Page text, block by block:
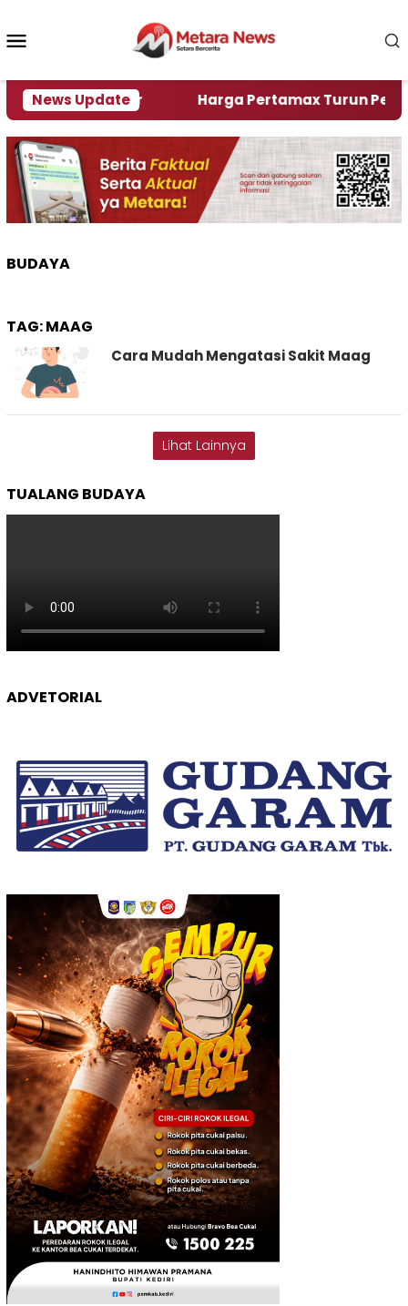
konten
News Update
Krisi Air Harga Pertamax Turun Per Hari
BUDAYA
TAG:MAAG
Cara Mudah Mengatasi Sakit Maag
Lihat Lainnya
TUALANG BUDAYA
ADVETORIAL